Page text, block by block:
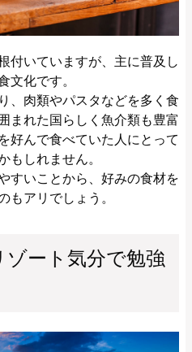
付いていますが、主に普及し
文化です。
、肉類やパスタなどを多く食
まれた国らしく魚介類も豊富
好んで食べていた人にとって
もしれません。
すいことから、好みの食材を
もアリでしょう。
ート気分で勉強